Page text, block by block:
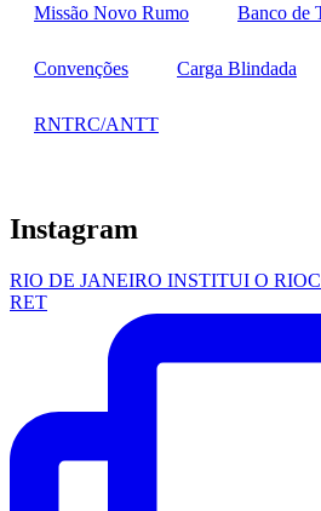
Missão Novo Rumo Banco de
Convenções Carga Blindada
RNTRC/ANTT
Instagram
RIO DE JANEIRO INSTITUI O
RET